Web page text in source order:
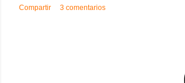
Compartir 3 comentarios